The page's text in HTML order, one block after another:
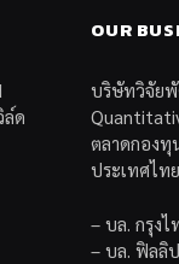
ล์ด
OUR
บริษัทวิจัย
ตลาดกองทุ
ประเทศไท
– บล. กรุงไ
– บล. ฟิลลิ